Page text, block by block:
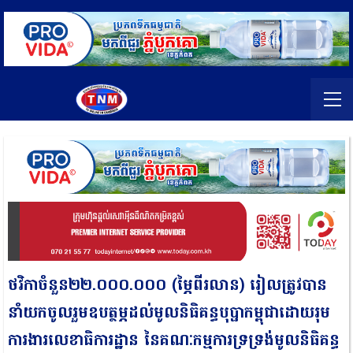
ថវិកាចំនួន២២.០០០.០០០ (ម្ភៃពីរលាន) រៀលត្រូវបាន
នាំយកចូលរួមឧបត្ថម្ភដល់មូលនិធិគន្ធបុប្ផាកម្ពុជាដោយរុម
ការងារលេខាធិការដ្ឋាន នៃគណៈកម្មការទ្រទ្រង់មូលនិធិគន្ធ